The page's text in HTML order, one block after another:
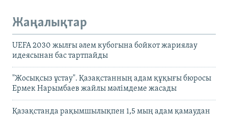
Жаңалықтар
UEFA 2030 жылғы әлем кубогына бойкот жариялау
идеясынан бас тартпайды
"Жосықсыз ұстау". Қазақстанның адам құқығы бюросы
Ермек Нарымбаев жайлы мәлімдеме жасады
Қазақстанда рақымшылықпен 1,5 мың адам қамаудан